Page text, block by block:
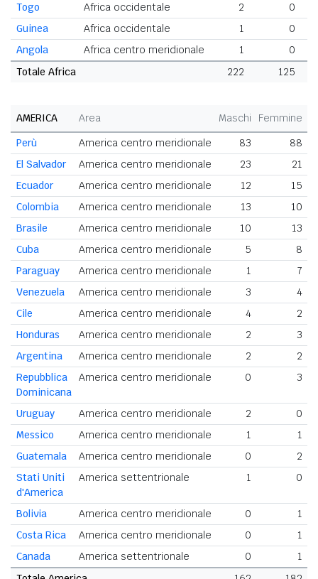
Togo
Africa occidentale 2
0
Guinea
Africa occidentale 1
0
Angola
Africa centro meridionale 1
0
Totale Africa
222 125
AMERICA Area Maschi Femmine
Perù
America centro meridionale 83
88
El Salvador
America centro meridionale 23
21
Ecuador
America centro meridionale 12
15
Colombia
America centro meridionale 13
10
Brasile
America centro meridionale 10
13
Cuba
America centro meridionale 5
8
Paraguay
America centro meridionale 1
7
Venezuela
America centro meridionale 3
4
Cile
America centro meridionale 4
2
Honduras
America centro meridionale 2
3
Argentina
America centro meridionale 2
2
Repubblica
Dominicana
America centro meridionale 0 3
Uruguay America centro meridionale 2
0
Messico
America centro meridionale 1
1
Guatemala
America centro meridionale 0
2
Stati Uniti
d'America
America settentrionale 1 0
Bolivia America centro meridionale 0
1
Costa Rica
America centro meridionale 0
1
Canada
America settentrionale 0
1